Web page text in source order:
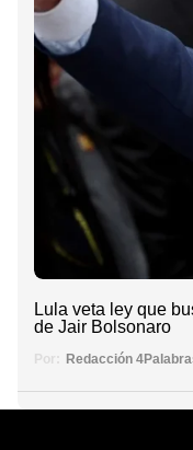
Lula veta ley que
de Jair Bolsonaro
Por: Redacción